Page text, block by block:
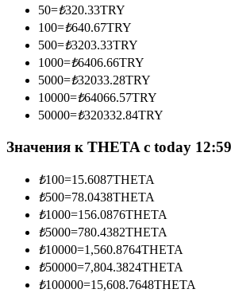
Копирование торговли
Присоединяйтесь к лучшим
Станьте копи-трейдером
Наслаждайтесь распределением
50=₺320.33TRY
100=₺640.67TRY
500=₺3203.33TRY
1000=₺6406.66TRY
5000=₺32033.28TRY
10000=₺64066.57TRY
50000=₺320332.84TRY
Значения к THETA с today 12:59
₺100=15.6087THETA
₺500=78.0438THETA
₺1000=156.0876THETA
₺5000=780.4382THETA
₺10000=1,560.8764THETA
₺50000=7,804.3824THETA
₺100000=15,608.7648THETA